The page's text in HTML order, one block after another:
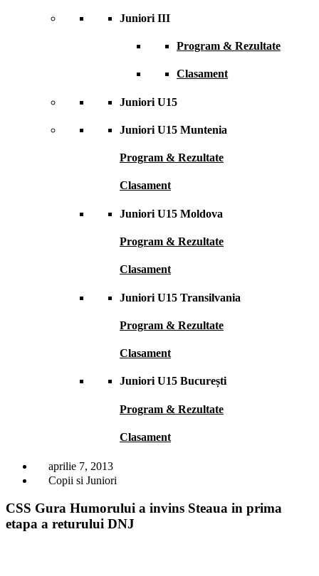
Juniori III
Program & Rezultate
Clasament
Juniori U15
Juniori U15 Muntenia
Program & Rezultate
Clasament
Juniori U15 Moldova
Program & Rezultate
Clasament
Juniori U15 Transilvania
Program & Rezultate
Clasament
Juniori U15 București
Program & Rezultate
Clasament
aprilie 7, 2013
Copii si Juniori
CSS Gura Humorului a invins Steaua in prima
etapa a returului DNJ